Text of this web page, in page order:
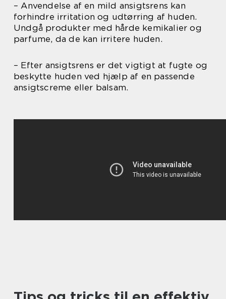
– Anvendelse af en mild ansigtsrens kan
forhindre irritation og udtørring af huden.
Undgå produkter med hårde kemikalier og
parfume, da de kan irritere huden.
– Efter ansigtsrens er det vigtigt at fugte og
beskytte huden ved hjælp af en passende
ansigtscreme eller balsam.